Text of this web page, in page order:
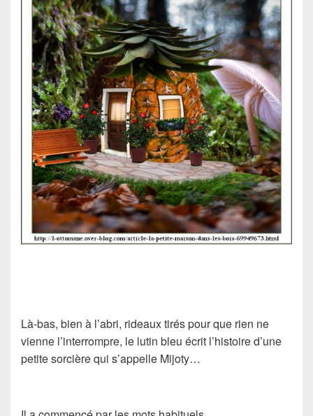
Là-bas, bien à l’abri, rideaux tirés pour que rien ne
vienne l’interrompre, le lutin bleu écrit l’histoire d’une
petite sorcière qui s’appelle Mijoty…